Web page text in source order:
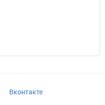
Вконтакте